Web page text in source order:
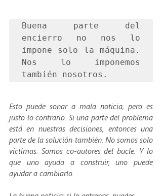
Buena parte del
encierro no nos lo
impone solo la máquina.
Nos lo imponemos
también nosotros.
Esto puede sonar a mala noticia, pero es
justo lo contrario. Si una parte del problema
está en nuestras decisiones, entonces una
parte de la solución también. No somos solo
víctimas. Somos co-autores del bucle. Y lo
que uno ayuda a construir, uno puede
ayudar a cambiarlo.